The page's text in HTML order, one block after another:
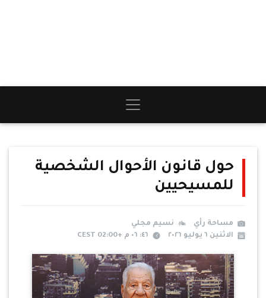
حول قانون الأحوال الشخصية
للمسيحيين
مساحة رأي
نسيم مجلي
الاثنين ٦ يوليو ٢٠٢٦
٤٦: ٠٦ م +02:00 CEST